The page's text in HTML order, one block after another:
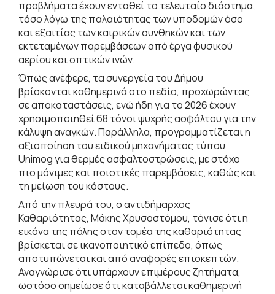
προβλήματα έχουν ενταθεί το τελευταίο διάστημα,
τόσο λόγω της παλαιότητας των υποδομών όσο
και εξαιτίας των καιρικών συνθηκών και των
εκτεταμένων παρεμβάσεων από έργα φυσικού
αερίου και οπτικών ινών.
Όπως ανέφερε, τα συνεργεία του Δήμου
βρίσκονται καθημερινά στο πεδίο, προχωρώντας
σε αποκαταστάσεις, ενώ ήδη για το 2026 έχουν
χρησιμοποιηθεί 68 τόνοι ψυχρής ασφάλτου για την
κάλυψη αναγκών. Παράλληλα, προγραμματίζεται η
αξιοποίηση του ειδικού μηχανήματος τύπου
Unimog για θερμές ασφαλτοστρώσεις, με στόχο
πιο μόνιμες και ποιοτικές παρεμβάσεις, καθώς και
τη μείωση του κόστους.
Από την πλευρά του, ο αντιδήμαρχος
Καθαριότητας, Μάκης Χρυσοστόμου, τόνισε ότι η
εικόνα της πόλης στον τομέα της καθαριότητας
βρίσκεται σε ικανοποιητικό επίπεδο, όπως
αποτυπώνεται και από αναφορές επισκεπτών.
Αναγνώρισε ότι υπάρχουν επιμέρους ζητήματα,
ωστόσο σημείωσε ότι καταβάλλεται καθημερινή